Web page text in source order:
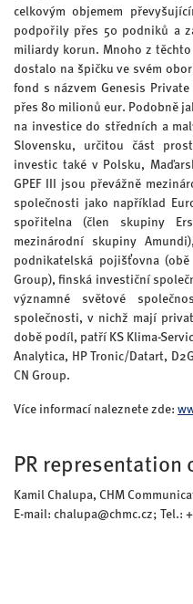
celkovým objemem
podpořily přes 50 podniků a
miliardy korun. Mnoho z
dostalo na špičku ve svém
fond s názvem Genesis
přes 80 milionů eur. Podobně
na investice do středních a
Slovensku, určitou část
investic také v Polsku,
GPEF III jsou převážně
společnosti jako například
spořitelna (člen skupiny
mezinárodní skupiny
podnikatelská pojišťovna
Group), finská investiční
významné světové
společnosti, v nichž mají
době podíl, patří KS Klima-
Analytica, HP Tronic/Datart,
CN Group.
Více informací naleznete zde:
PR representation
Kamil Chalupa, CHM
E-mail: chalupa@chmc.cz; Tel.: